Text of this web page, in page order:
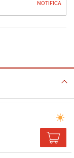
NOTIFICA